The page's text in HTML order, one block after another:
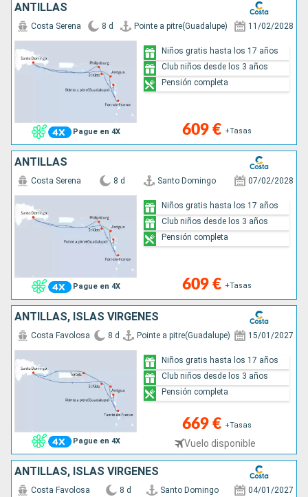
ANTILLAS
Pague en 4X
Costa Serena 8 d Pointe a pitre(Guadalupe) 11/02/2028
609 € +Tasas
Niños gratis hasta los 17 años
Club niños desde los 3 años
Pensión completa
ANTILLAS
Pague en 4X
Costa Serena 8 d Santo Domingo 07/02/2028
609 € +Tasas
Niños gratis hasta los 17 años
Club niños desde los 3 años
Pensión completa
ANTILLAS, ISLAS VÍRGENES
Pague en 4X
Costa Favolosa 8 d Pointe a pitre(Guadalupe) 15/01/2027
669 € +Tasas
Vuelo disponible
Niños gratis hasta los 17 años
Club niños desde los 3 años
Pensión completa
ANTILLAS, ISLAS VÍRGENES
Costa Favolosa 8 d Santo Domingo 04/01/2027